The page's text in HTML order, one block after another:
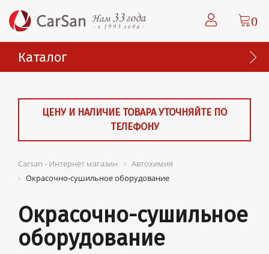
0
Каталог
ЦЕНУ И НАЛИЧИЕ ТОВАРА УТОЧНЯЙТЕ ПО
ТЕЛЕФОНУ
Carsan - Интернет магазин
Автохимия
Окрасочно-сушильное оборудование
Окрасочно-сушильное
оборудование